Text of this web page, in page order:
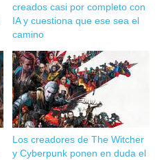
creados casi por completo con
IA y cuestiona que ese sea el
camino
Los creadores de The Witcher
y Cyberpunk ponen en duda el